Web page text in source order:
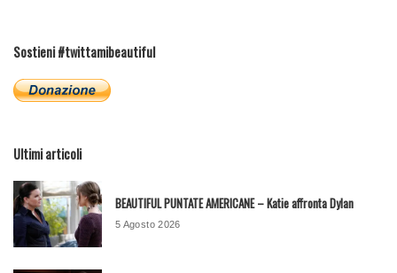
Sostieni #twittamibeautiful
Ultimi articoli
BEAUTIFUL PUNTATE AMERICANE – Katie affronta Dylan
5 Agosto 2026